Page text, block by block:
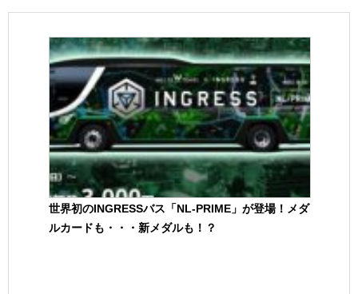
世界初のINGRESSバス「NL-PRIME」が登場！メダ
ルカードも・・・新メダルも！？